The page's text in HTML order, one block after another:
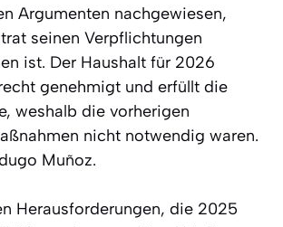
Argumenten nachgewiesen,
seinen Verpflichtungen
ist. Der Haushalt für 2026
genehmigt und erfüllt die
weshalb die vorherigen
nicht notwendig waren.
Muñoz.
Herausforderungen, die 2025